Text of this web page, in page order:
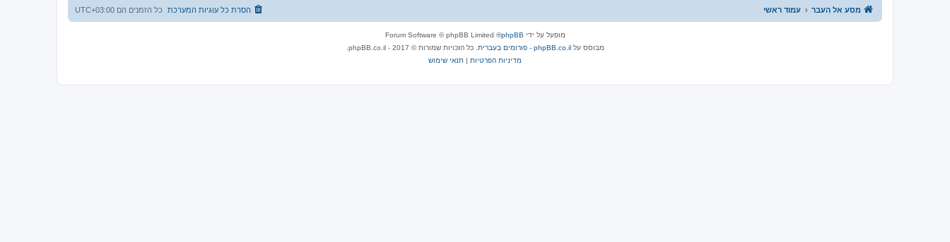
מסע אל העבר עמוד ראשי כל הזמנים הם UTC+03:00 הסרת כל עוגיות המערכת
מופעל על ידי phpBB
® Forum Software © phpBB Limited
מבוסס עלphpBB.co.il - פורומים בעברית
. כל הזכויות שמורות © 2017 - phpBB.co.il.
מדיניות הפרטיות | תנאי שימוש